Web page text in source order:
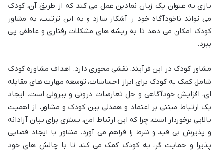
بازی به عنوان یک زبان نمادین عمل می کند که از طریق آن، کودک
می تواند ناخودآگاه خود را آشکار سازد و به این ترتیب، به مشاور
کودک امکان می دهد تا به ریشه های مشکلات رفتاری و عاطفی پی
ببرد.
مشاور کودک در این فرآیند، نقشی محوری دارد. اهداف مشاوره کودک
شامل کمک به کودک برای ابراز احساسات، توسعه مهارت های مقابله
ای، افزایش خودآگاهی و حل تعارضات درونی و بیرونی است. ایجاد
یک ارتباط مبتنی بر اعتماد و همدلی بین کودک و مشاور، از اهمیت
بالایی برخوردار است، چرا که این ارتباط امن، بستری برای بیان آزادانه
و پذیرش بی قید و شرط را فراهم می آورد. مشاور با ایجاد فضایی
پذیرا و حمایت گر، به کودک کمک می کند تا با چالش های خود